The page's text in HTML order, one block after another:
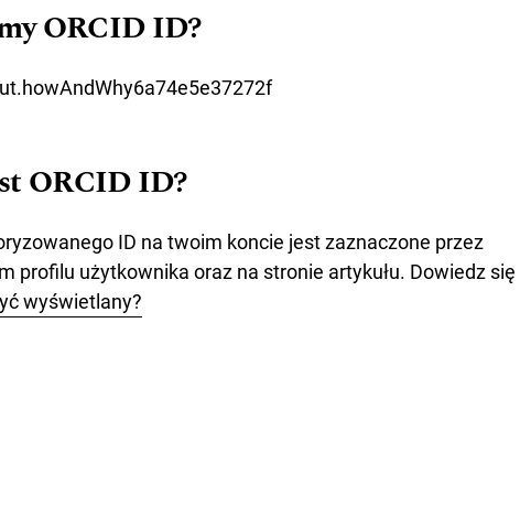
ORCID ID?
ORCID ID?
ID na twoim koncie jest zaznaczone przez
profilu użytkownika oraz na stronie artykułu. Dowiedz się
wyświetlany?